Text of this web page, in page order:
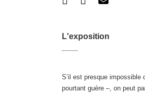
L'exposition
S’il est presque impossible
pourtant guère –, on peut